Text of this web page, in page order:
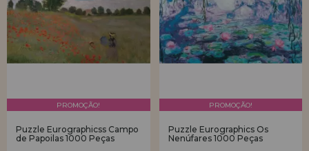
PROMOÇÃO!
Puzzle Eurographicss Campo
de Papoilas 1000 Peças
PROMOÇÃO!
Puzzle Eurographics Os
Nenúfares 1000 Peças